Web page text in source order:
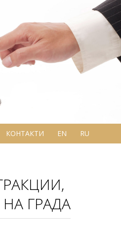
КОНТАКТИ EN RU
ГРАДА